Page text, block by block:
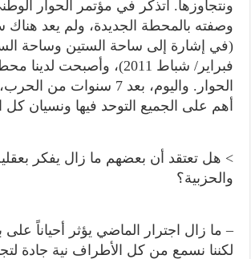
ونتجاوزها. أتذكر في مؤتمر الحوار
وصفته بالمحطة الجديدة، ولم يعد
(في إشارة إلى ساحة الستين وساحة
فبراير/ شباط 2011)، وأصبحت
الحوار. واليوم، بعد 7 سنوات
أهم على الجميع التوحد فيها ونسيان كل
> هل تعتقد أن بعضهم ما زال يفكر
والحزبية؟
– ما زال اجترار الماضي يؤثر أحياناً
لكننا نسمع من كل الأطراف نية جادة